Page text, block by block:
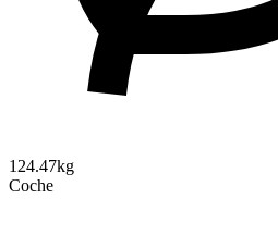
124.47kg
Coche